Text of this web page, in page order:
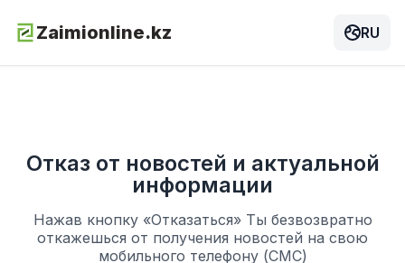
Zaimionline.kz RU
Отказ от новостей и актуальной
информации
Нажав кнопку «Отказаться» Ты безвозвратно
откажешься от получения новостей на свою
мобильного телефону (СМС)